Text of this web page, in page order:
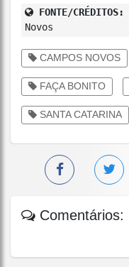
FONTE/CRÉDITOS:
Novos
CAMPOS NOVOS
FAÇA BONITO
SANTA CATARINA
Comentários: